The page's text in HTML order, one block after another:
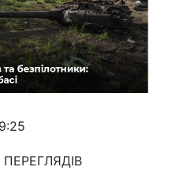
ПЕРЕГЛЯДІВ